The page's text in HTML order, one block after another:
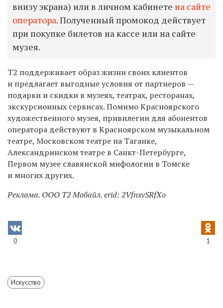
внизу экрана) или в личном кабинете на сайте
оператора. Полученный промокод действует
при покупке билетов на кассе или на сайте
музея.
T2 поддерживает образ жизни своих клиентов
и предлагает выгодные условия от партнеров —
подарки и скидки в музеях, театрах, ресторанах,
экскурсионных сервисах. Помимо Красноярского
художественного музея, привилегии для абонентов
оператора действуют в Красноярском музыкальном
театре, Московском театре на Таганке,
Александринском театре в Санкт-Петербурге,
Первом музее славянской мифологии в Томске
и многих других.
Реклама. ООО Т2 Мобайл. erid: 2VfnxvSRfXo
0 1
Искусство